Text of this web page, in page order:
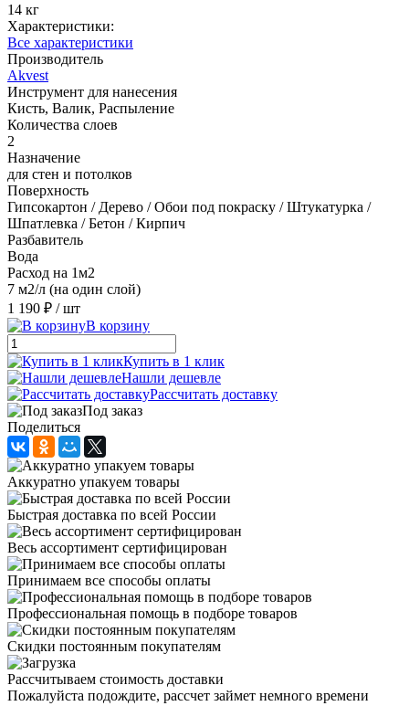
14 кг
Характеристики:
Все характеристики
Производитель
Akvest
Инструмент для нанесения
Кисть, Валик, Распыление
Количества слоев
2
Назначение
для стен и потолков
Поверхность
Гипсокартон / Дерево / Обои под покраску / Штукатурка /
Шпатлевка / Бетон / Кирпич
Разбавитель
Вода
Расход на 1м2
7 м2/л (на один слой)
1 190 ₽ / шт
В корзину
Купить в 1 клик
Нашли дешевле
Рассчитать доставку
Под заказ
Поделиться
Аккуратно упакуем товары
Быстрая доставка по всей России
Весь ассортимент сертифицирован
Принимаем все способы оплаты
Профессиональная помощь в подборе товаров
Скидки постоянным покупателям
Рассчитываем стоимость доставки
Пожалуйста подождите, рассчет займет немного времени